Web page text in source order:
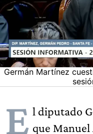
Germán Martínez
E l diputado
que